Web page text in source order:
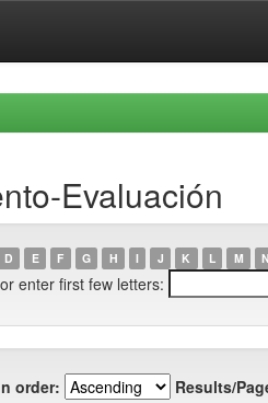
Evaluación
D E F G H I J K L M N
or enter first few letters:
order: Results/